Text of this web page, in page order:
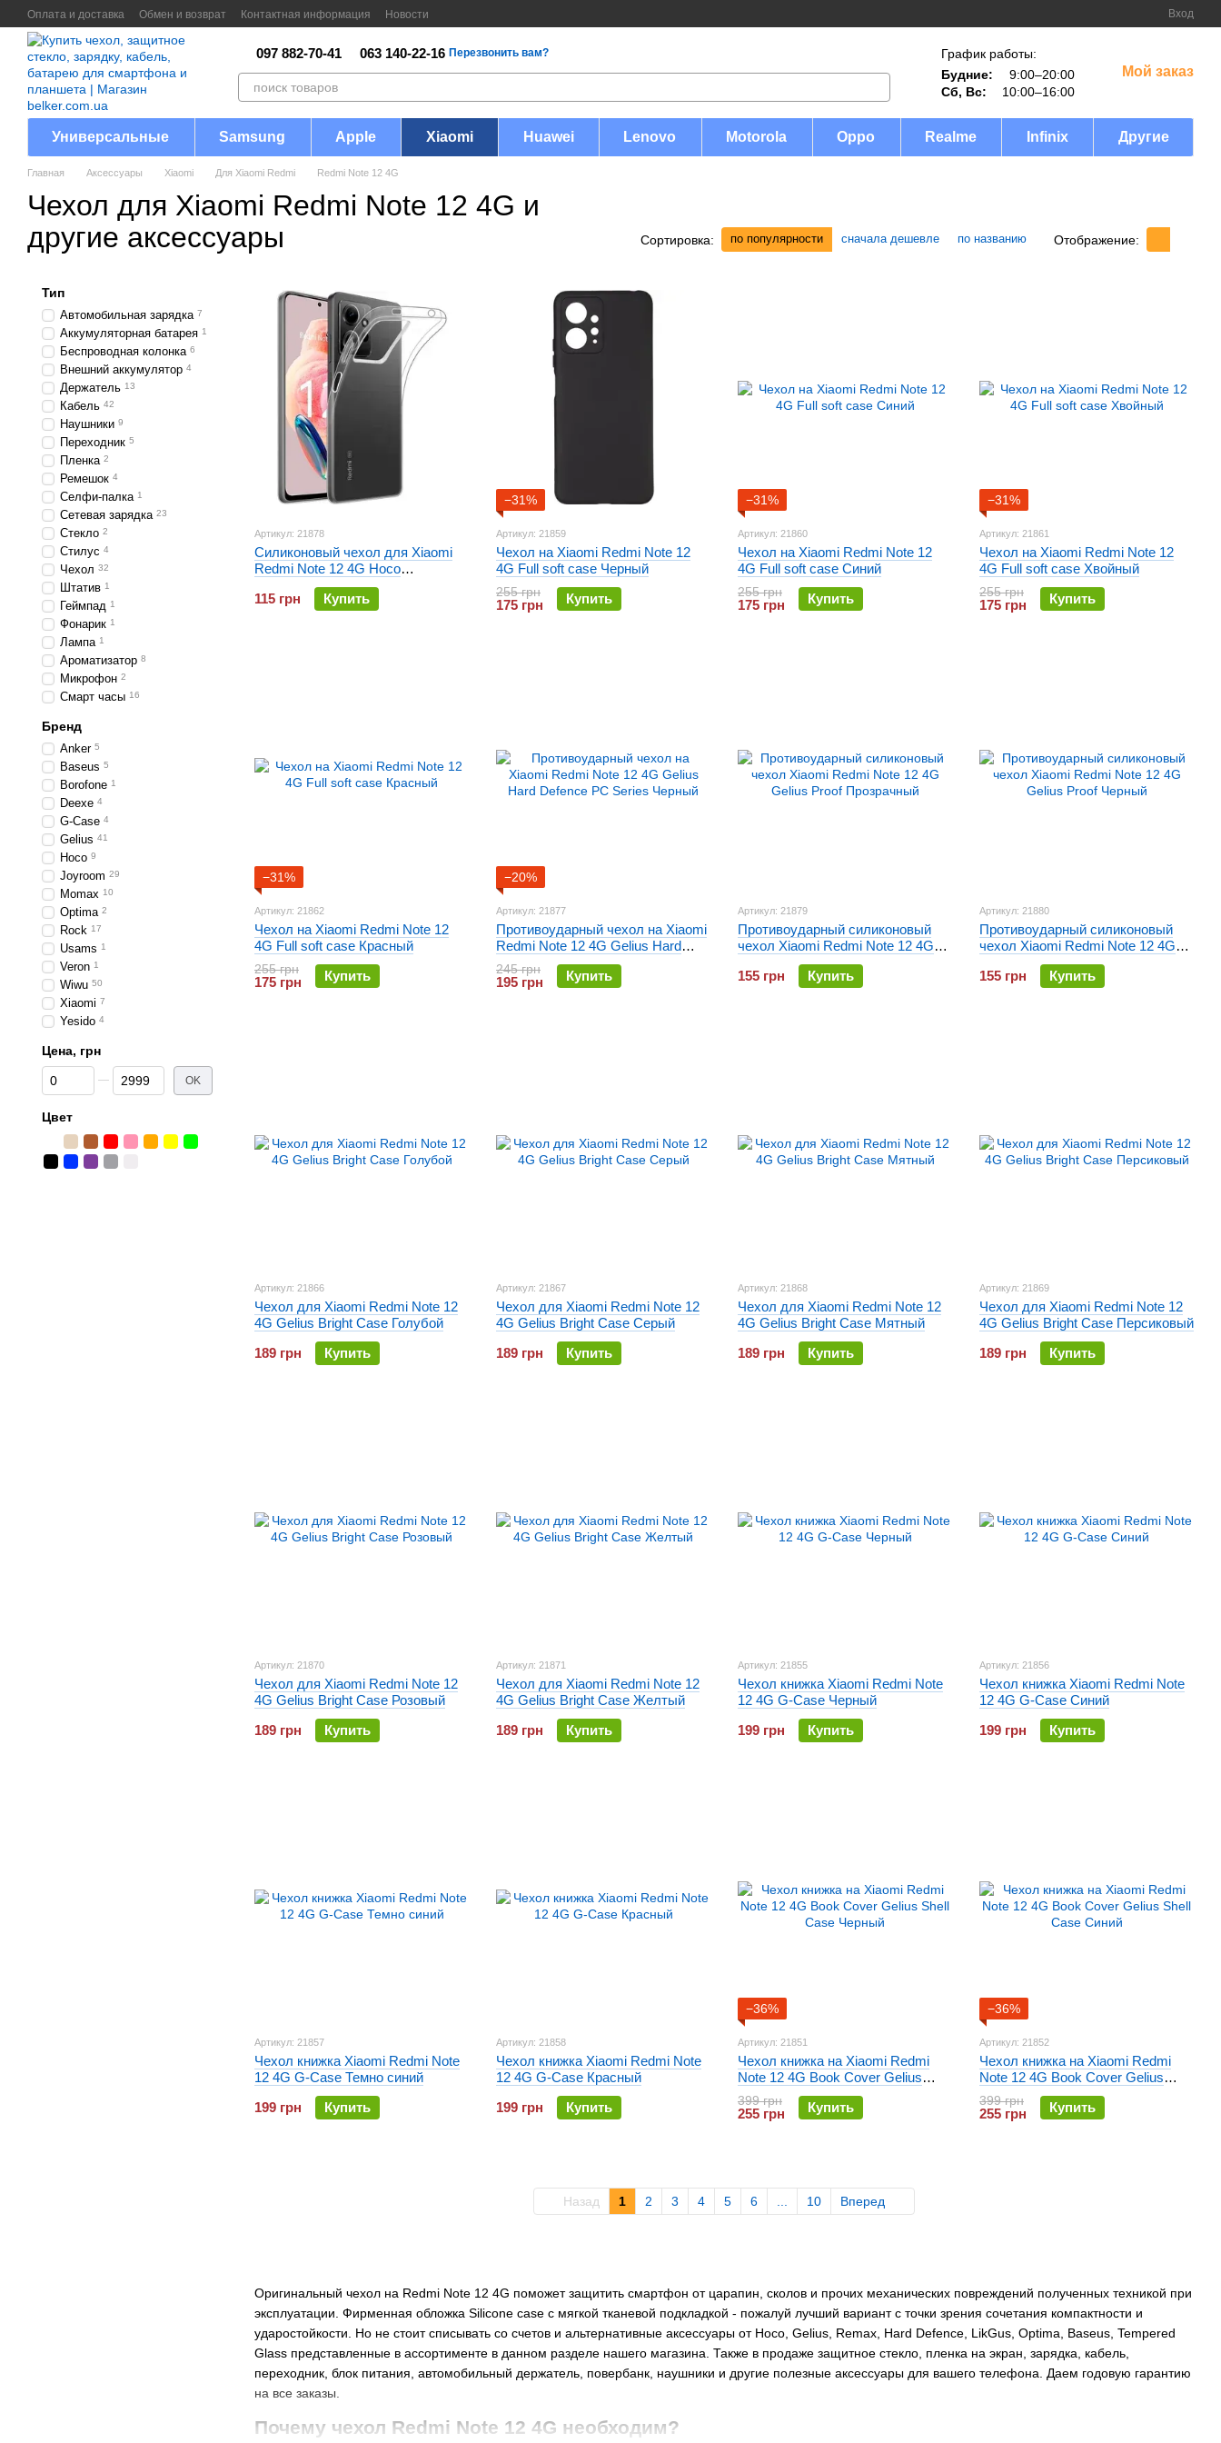
Перейти к основному контенту
Оплата и доставка Обмен и возврат Контактная информация Новости Вход
097 882-70-41 063 140-22-16 Перезвонить вам?
График работы:
Будние:
9:00–20:00
Сб, Вс:
10:00–16:00
Мой заказ
Универсальные Samsung Apple Xiaomi Huawei Lenovo Motorola Oppo Realme Infinix Другие
Главная Аксессуары Xiaomi Для Xiaomi Redmi Redmi Note 12 4G
Чехол для Xiaomi Redmi Note 12 4G и
другие аксессуары
Сортировка: по популярности сначала дешевле по названию Отображение:
Оригинальный чехол на Redmi Note 12 4G поможет защитить смартфон от царапин, сколов и прочих механических повреждений полученных техникой при
эксплуатации. Фирменная обложка Silicone case с мягкой тканевой подкладкой - пожалуй лучший вариант с точки зрения сочетания компактности и
ударостойкости. Но не стоит списывать со счетов и альтернативные аксессуары от Hoco, Gelius, Remax, Hard Defence, LikGus, Optima, Baseus, Tempered
Glass представленные в ассортименте в данном разделе нашего магазина. Также в продаже защитное стекло, пленка на экран, зарядка, кабель,
переходник, блок питания, автомобильный держатель, повербанк, наушники и другие полезные аксессуары для вашего телефона. Даем годовую гарантию
на все заказы.
Почему чехол Redmi Note 12 4G необходим?
Артикул: 21878
Силиконовый чехол для Xiaomi
Redmi Note 12 4G Hoco
ультратонкий Прозрачный
115 грн
Купить
−31%
Артикул: 21859
Чехол на Xiaomi Redmi Note 12
4G Full soft case Черный
255 грн
175 грн Купить
−31%
Артикул: 21860
Чехол на Xiaomi Redmi Note 12
4G Full soft case Синий
255 грн
175 грн Купить
−31%
Артикул: 21861
Чехол на Xiaomi Redmi Note 12
4G Full soft case Хвойный
255 грн
175 грн Купить
−31%
Артикул: 21862
Чехол на Xiaomi Redmi Note 12
4G Full soft case Красный
255 грн
175 грн Купить
−20%
Артикул: 21877
Противоударный чехол на Xiaomi
Redmi Note 12 4G Gelius Hard
Defence PC Series Черный
245 грн
195 грн Купить
Артикул: 21879
Противоударный силиконовый
чехол Xiaomi Redmi Note 12 4G
Gelius Proof Прозрачный
155 грн
Купить
Артикул: 21880
Противоударный силиконовый
чехол Xiaomi Redmi Note 12 4G
Gelius Proof Черный
155 грн
Купить
Артикул: 21866
Чехол для Xiaomi Redmi Note 12
4G Gelius Bright Case Голубой
189 грн
Купить
Артикул: 21867
Чехол для Xiaomi Redmi Note 12
4G Gelius Bright Case Серый
189 грн
Купить
Артикул: 21868
Чехол для Xiaomi Redmi Note 12
4G Gelius Bright Case Мятный
189 грн
Купить
Артикул: 21869
Чехол для Xiaomi Redmi Note 12
4G Gelius Bright Case Персиковый
189 грн
Купить
Артикул: 21870
Чехол для Xiaomi Redmi Note 12
4G Gelius Bright Case Розовый
189 грн
Купить
Артикул: 21871
Чехол для Xiaomi Redmi Note 12
4G Gelius Bright Case Желтый
189 грн
Купить
Артикул: 21855
Чехол книжка Xiaomi Redmi Note
12 4G G-Case Черный
199 грн
Купить
Артикул: 21856
Чехол книжка Xiaomi Redmi Note
12 4G G-Case Синий
199 грн
Купить
Артикул: 21857
Чехол книжка Xiaomi Redmi Note
12 4G G-Case Темно синий
199 грн
Купить
Артикул: 21858
Чехол книжка Xiaomi Redmi Note
12 4G G-Case Красный
199 грн
Купить
−36%
Артикул: 21851
Чехол книжка на Xiaomi Redmi
Note 12 4G Book Cover Gelius
Shell Case Черный
399 грн
255 грн Купить
−36%
Артикул: 21852
Чехол книжка на Xiaomi Redmi
Note 12 4G Book Cover Gelius
Shell Case Синий
399 грн
255 грн Купить
Назад 1 2 3 4 5 6 10 Вперед
Тип
Автомобильная зарядка 7
Аккумуляторная батарея 1
Беспроводная колонка 6
Внешний аккумулятор 4
Держатель 13
Кабель 42
Наушники 9
Переходник 5
Пленка 2
Ремешок 4
Селфи-палка 1
Сетевая зарядка 23
Стекло 2
Стилус 4
Чехол 32
Штатив 1
Геймпад 1
Фонарик 1
Лампа 1
Ароматизатор 8
Микрофон 2
Смарт часы 16
Бренд
Anker 5
Baseus 5
Borofone 1
Deexe 4
G-Case 4
Gelius 41
Hoco 9
Joyroom 29
Momax 10
Optima 2
Rock 17
Usams 1
Veron 1
Wiwu 50
Xiaomi 7
Yesido 4
Цена, грн
От Цена, грн
До Цена, грн OK
Цвет